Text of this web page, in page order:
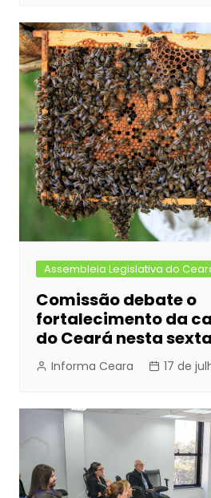
Assembleia Legislativa do
Comissão debate o
fortalecimento da
do Ceará nesta
Informa Ceara 17 de